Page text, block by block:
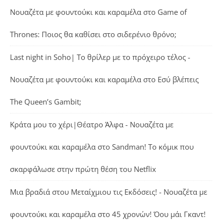
Νουαζέτα με φουντούκι και καραμέλα στο Game of
Thrones: Ποιος θα καθίσει στο σιδερένιο θρόνο;
Last night in Soho| Το θρίλερ με το πρόχειρο τέλος -
Νουαζέτα με φουντούκι και καραμέλα στο Εσύ βλέπεις
The Queen’s Gambit;
Κράτα μου το χέρι|Θέατρο Άλφα - Νουαζέτα με
φουντούκι και καραμέλα στο Sandman! Το κόμικ που
σκαρφάλωσε στην πρώτη θέση του Netflix
Μια βραδιά στου Μεταίχμιου τις Εκδόσεις! - Νουαζέτα με
φουντούκι και καραμέλα στο 45 χρονών! Όου μάι Γκαντ!